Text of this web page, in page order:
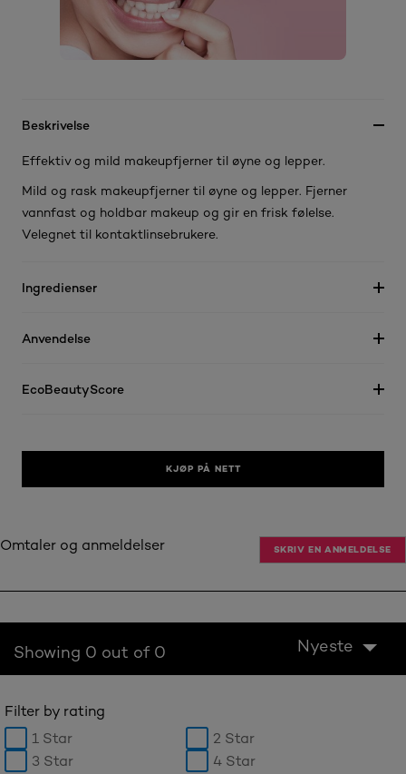
Beskrivelse
Effektiv og mild makeupfjerner til øyne og lepper.
Mild og rask makeupfjerner til øyne og lepper. Fjerner
vannfast og holdbar makeup og gir en frisk følelse.
Velegnet til kontaktlinsebrukere.
Ingredienser
Anvendelse
EcoBeautyScore
KJØP PÅ NETT
Omtaler og anmeldelser SKRIV EN ANMELDELSE
Showing 0 out of 0 Nyeste
Filter by rating
1 Star
2 Star
3 Star
4 Star